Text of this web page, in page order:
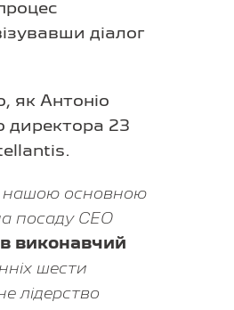
діалог
як Антоніо
директора 23
нашою основною
посаду CEO
виконавчий
шести
лідерство